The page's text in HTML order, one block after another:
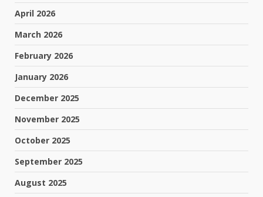
April 2026
March 2026
February 2026
January 2026
December 2025
November 2025
October 2025
September 2025
August 2025